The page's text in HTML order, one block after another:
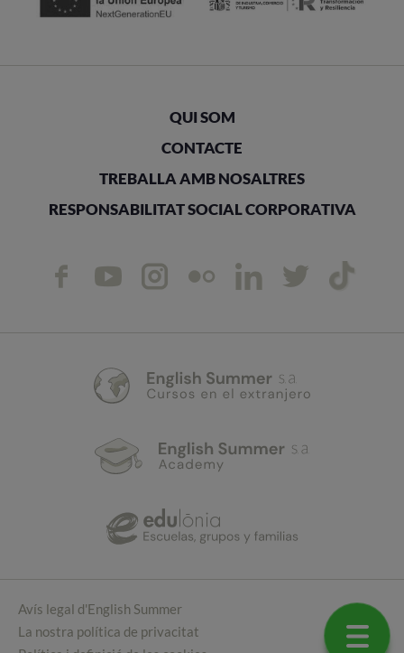
QUI SOM
CONTACTE
TREBALLA AMB NOSALTRES
RESPONSABILITAT SOCIAL CORPORATIVA
Avís legal d'English Summer
La nostra política de privacitat